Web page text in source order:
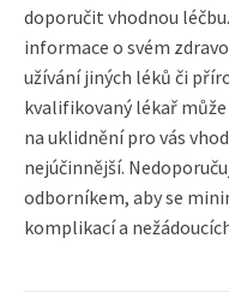
doporučit vhodnou
informace o svém
užívání jiných léků či
kvalifikovaný lékař
na uklidnění pro vás
nejúčinnější.
odborníkem, aby se
komplikací a